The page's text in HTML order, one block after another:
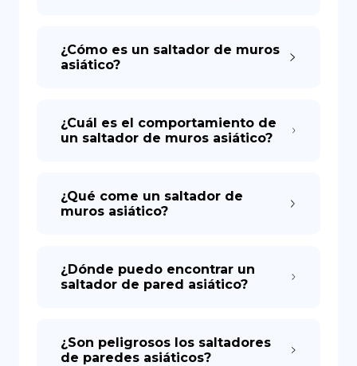
¿Cómo es un saltador de muros
asiático?
¿Cuál es el comportamiento de
un saltador de muros asiático?
¿Qué come un saltador de
muros asiático?
¿Dónde puedo encontrar un
saltador de pared asiático?
¿Son peligrosos los saltadores
de paredes asiáticos?